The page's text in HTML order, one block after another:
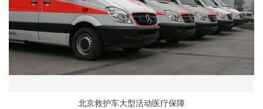
北京救护车大型活动医疗保障